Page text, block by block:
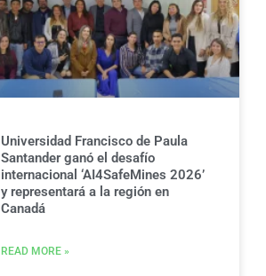
Universidad Francisco de Paula
Santander ganó el desafío
internacional ‘AI4SafeMines 2026’
y representará a la región en
Canadá
READ MORE »